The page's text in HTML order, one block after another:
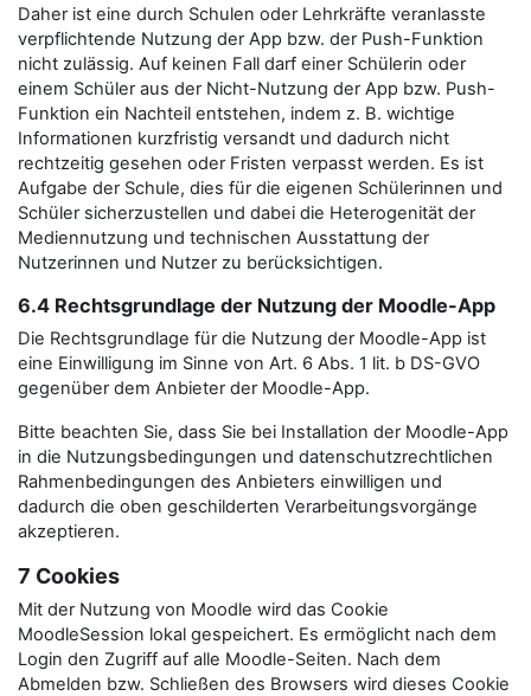
Daher ist eine durch Schulen oder Lehrkräfte veranlasste
verpflichtende Nutzung der App bzw. der Push-Funktion
nicht zulässig. Auf keinen Fall darf einer Schülerin oder
einem Schüler aus der Nicht-Nutzung der App bzw. Push-
Funktion ein Nachteil entstehen, indem z. B. wichtige
Informationen kurzfristig versandt und dadurch nicht
rechtzeitig gesehen oder Fristen verpasst werden. Es ist
Aufgabe der Schule, dies für die eigenen Schülerinnen und
Schüler sicherzustellen und dabei die Heterogenität der
Mediennutzung und technischen Ausstattung der
Nutzerinnen und Nutzer zu berücksichtigen.
6.4 Rechtsgrundlage der Nutzung der Moodle-App
Die Rechtsgrundlage für die Nutzung der Moodle-App ist
eine Einwilligung im Sinne von Art. 6 Abs. 1 lit. b DS-GVO
gegenüber dem Anbieter der Moodle-App.
Bitte beachten Sie, dass Sie bei Installation der Moodle-App
in die Nutzungsbedingungen und datenschutzrechtlichen
Rahmenbedingungen des Anbieters einwilligen und
dadurch die oben geschilderten Verarbeitungsvorgänge
akzeptieren.
7 Cookies
Mit der Nutzung von Moodle wird das Cookie
MoodleSession lokal gespeichert. Es ermöglicht nach dem
Login den Zugriff auf alle Moodle-Seiten. Nach dem
Abmelden bzw. Schließen des Browsers wird dieses Cookie